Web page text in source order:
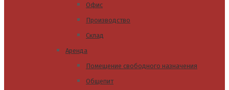
Офис
Производство
Склад
Аренда
Помещение свободного назначения
Общепит